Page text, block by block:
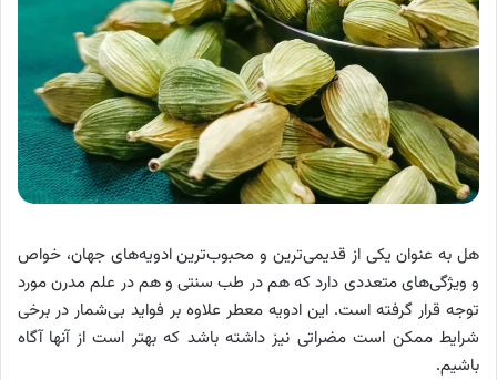
هل به عنوان یکی از قدیمی‌ترین و محبوب‌ترین ادویه‌های جهان، خواص
و ویژگی‌های متعددی دارد که هم در طب سنتی و هم در علم مدرن مورد
توجه قرار گرفته است. این ادویه معطر علاوه بر فواید بی‌شمار در برخی
شرایط ممکن است مضراتی نیز داشته باشد که بهتر است از آنها آگاه
باشیم.